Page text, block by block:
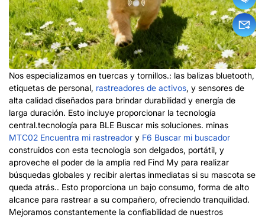
Nos especializamos en tuercas y tornillos.: las balizas bluetooth,
etiquetas de personal, rastreadores de activos, y sensores de
alta calidad diseñados para brindar durabilidad y energía de
larga duración. Esto incluye proporcionar la tecnología
central.tecnología para BLE Buscar mis soluciones. minas
MTC02 Encuentra mi rastreador y F6 Buscar mi buscador
construidos con esta tecnología son delgados, portátil, y
aproveche el poder de la amplia red Find My para realizar
búsquedas globales y recibir alertas inmediatas si su mascota se
queda atrás.. Esto proporciona un bajo consumo, forma de alto
alcance para rastrear a su compañero, ofreciendo tranquilidad.
Mejoramos constantemente la confiabilidad de nuestros